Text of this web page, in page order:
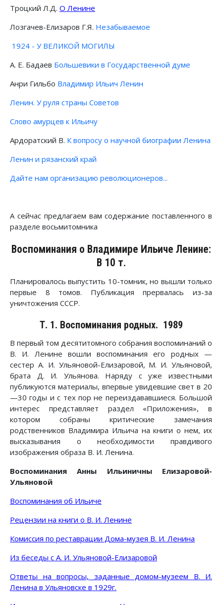
Троцкий Л.Д. О Ленине
Лозгачев-Елизаров Г.Я. Незабываемое
1924 - У ВЕЛИКОЙ МОГИЛЫ
А. Е. Бадаев Большевики в Государственной думе
Анри Гильбо Владимир Ильич Ленин
Ленин. У руля страны Советов
Слово амурцев к Ильичу
Ардоратский В. К вопросу о научной биографии Ленина
Ленин и рязанский край
Дайте нам организацию революционеров...
А сейчас предлагаем вам содержание поставленного в
разделе восьмитомника
Воспоминания о Владимире Ильиче Ленине:
В 10 т.
Планировалось выпустить 10-томник, но вышли только
первые 8 томов. Публикация прервалась из-за
уничтожения СССР.
Т. 1. Воспоминания родных. 1989
В первый том десятитомного собрания воспоминаний о
В. И. Ленине вошли воспоминания его родных —
сестер А. И. Ульяновой-Елизаровой, М. И. Ульяновой,
брата Д. И. Ульянова. Наряду с уже известными
публикуются материалы, впервые увидевшие свет в 20
—30 годы и с тех пор не переиздававшиеся. Большой
интерес представляет раздел «Приложения», в
котором собраны критические замечания
родственников Владимира Ильича на книги о нем, их
высказывания о необходимости правдивого
изображения образа В. И. Ленина.
Воспоминания Анны Ильиничны Елизаровой-
Ульяновой
Воспоминания об Ильиче
Рецензии на книги о В. И. Ленине
Комиссия по реставрации Дома-музея В. И. Ленина
Из беседы с А. И. Ульяновой-Елизаровой
Ответы на вопросы, заданные домом-музеем В. И.
Ленина в Ульяновске в 1929г.